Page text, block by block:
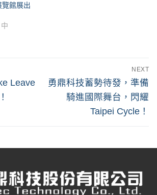
館展出
Leave
NEXT
勇鼎科技蓄勢待發，準備
騎進國際舞台，閃耀
Taipei Cycle！